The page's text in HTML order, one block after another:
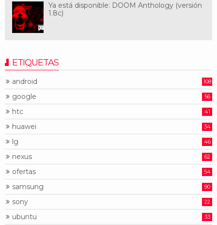
Ya está disponible: DOOM Anthology (versión
1.8c)
ETIQUETAS
android 108
google 56
htc 41
huawei 34
lg 46
nexus 62
ofertas 54
samsung 90
sony 22
ubuntu 33